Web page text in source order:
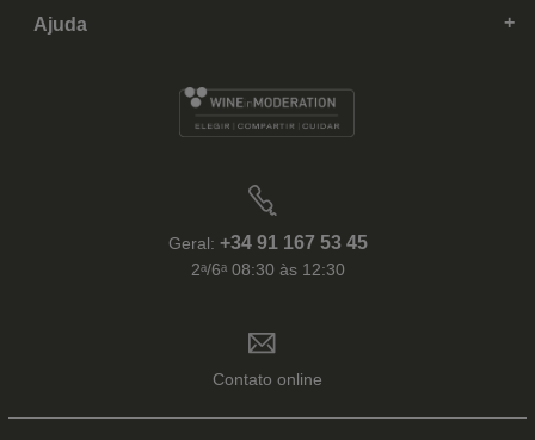
Ajuda
Geral: +34 91 167 53 45
2ᵃ/6ᵃ 08:30 às 12:30
Contato online